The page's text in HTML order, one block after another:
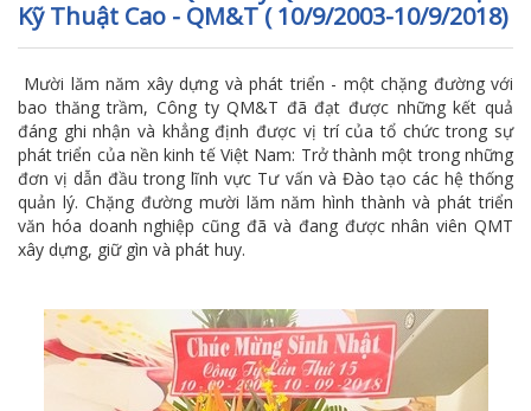
Kỹ Thuật Cao - QM&T ( 10/9/2003-10/9/2018)
Mười lăm năm xây dựng và phát triển - một chặng đường với
bao thăng trầm, Công ty QM&T đã đạt được những kết quả
đáng ghi nhận và khẳng định được vị trí của tổ chức trong sự
phát triển của nền kinh tế Việt Nam: Trở thành một trong những
đơn vị dẫn đầu trong lĩnh vực Tư vấn và Đào tạo các hệ thống
quản lý. Chặng đường mười lăm năm hình thành và phát triển
văn hóa doanh nghiệp cũng đã và đang được nhân viên QMT
xây dựng, giữ gìn và phát huy.